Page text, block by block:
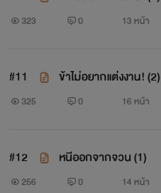
323 0 13 หน้า
#11 ข้าไม่อยากแต่งงาน! (2)
325 0 16 หน้า
#12 หนีออกจากจวน (1)
256 0 14 หน้า